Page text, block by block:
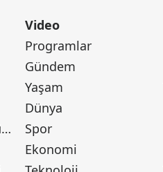
Canan Barlas ile Gündem
Video
Programlar
Gündem
Yaşam
Dünya
Spor
Ekonomi